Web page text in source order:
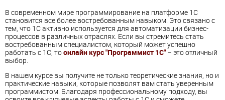
В современном мире программирование на платформе 1С
становится все более востребованным навыком. Это связано с
тем, что 1С активно используется для автоматизации бизнес-
процессов в различных отраслях. Если вы стремитесь стать
востребованным специалистом, который может успешно
работать с 1С, тоонлайн курс "Программист 1С" – это отличный
выбор.
В нашем курсе вы получите не только теоретические знания, но и
практические навыки, которые позволят вам стать уверенным
программистом. Благодаря профессиональному подходу, вы